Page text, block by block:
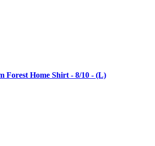
Forest Home Shirt - 8/10 - (L)